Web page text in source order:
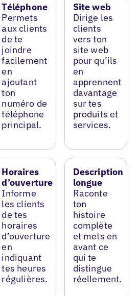
Téléphone
Permets
aux clients
de te
joindre
facilement
en
ajoutant
ton
numéro de
téléphone
principal.
Site web
Dirige les
clients
vers ton
site web
pour qu’ils
en
apprennent
davantage
sur tes
produits et
services.
Horaires
d’ouverture
Informe
les clients
de tes
horaires
d’ouverture
en
indiquant
tes heures
régulières.
Description
longue
Raconte
ton
histoire
complète
et mets en
avant ce
qui te
distingue
réellement.